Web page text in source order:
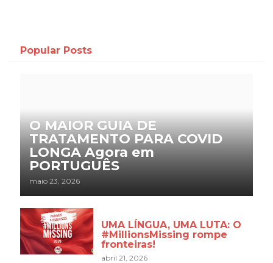
Popular Posts
O MAIOR GUIA DE
TRATAMENTO PARA COVID
LONGA Agora em
PORTUGUÊS
maio 23, 2026
UMA LÍNGUA, UMA LUTA: O
#MillionsMissing rompe
fronteiras!
abril 21, 2026